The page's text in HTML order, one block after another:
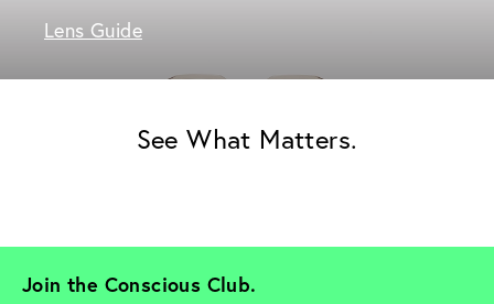
Lens Guide
See What Matters.
Join the Conscious Club.